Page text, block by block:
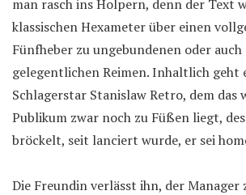
man rasch ins Holpern, denn der Text
klassischen Hexameter über einen
Fünfheber zu ungebundenen oder
gelegentlichen Reimen. Inhaltlich geht
Schlagerstar Stanislaw Retro, dem das
Publikum zwar noch zu Füßen liegt,
bröckelt, seit lanciert wurde, er sei
Die Freundin verlässt ihn, der Manager